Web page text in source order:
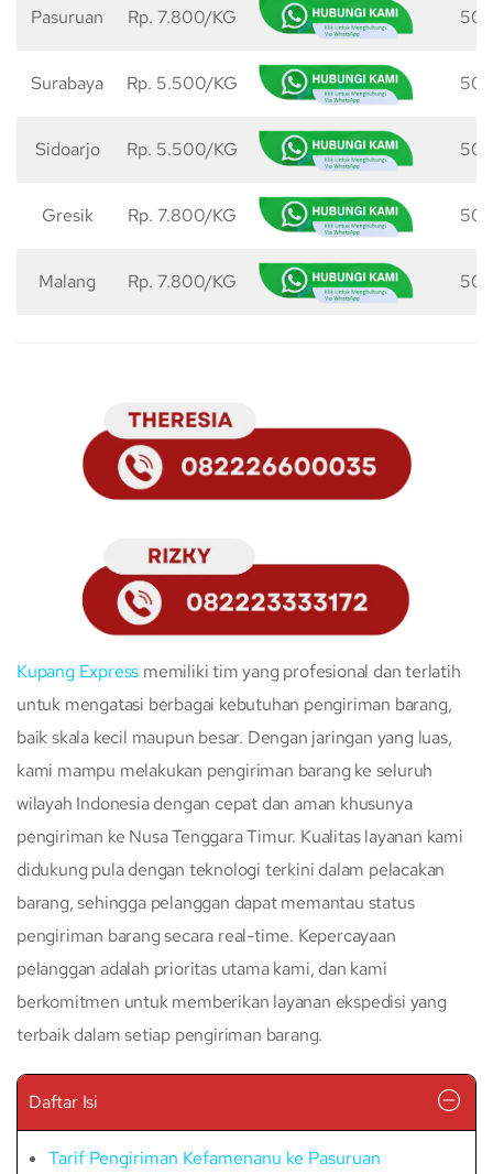
Pasuruan Rp. 7.800/KG 50
Surabaya Rp. 5.500/KG 50
Sidoarjo Rp. 5.500/KG 50
Gresik Rp. 7.800/KG 50
Malang Rp. 7.800/KG 50
Kupang Express memiliki tim yang profesional dan terlatih
untuk mengatasi berbagai kebutuhan pengiriman barang,
baik skala kecil maupun besar. Dengan jaringan yang luas,
kami mampu melakukan pengiriman barang ke seluruh
wilayah Indonesia dengan cepat dan aman khusunya
pengiriman ke Nusa Tenggara Timur. Kualitas layanan kami
didukung pula dengan teknologi terkini dalam pelacakan
barang, sehingga pelanggan dapat memantau status
pengiriman barang secara real-time. Kepercayaan
pelanggan adalah prioritas utama kami, dan kami
berkomitmen untuk memberikan layanan ekspedisi yang
terbaik dalam setiap pengiriman barang.
Daftar Isi
Tarif Pengiriman Kefamenanu ke Pasuruan